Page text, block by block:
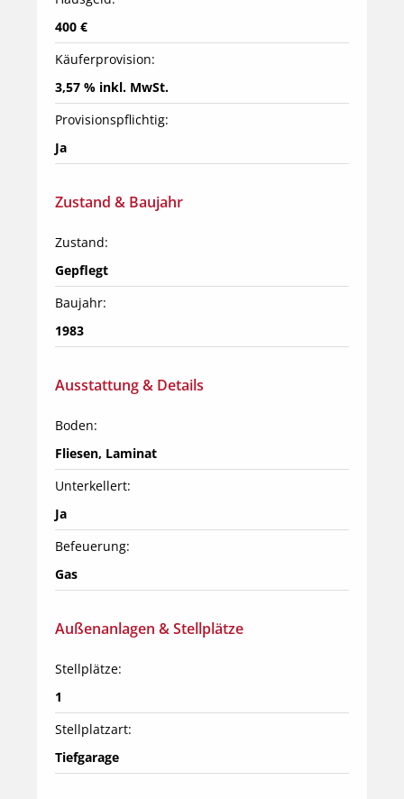
400 €
Käuferprovision:
3,57 % inkl. MwSt.
Provisionspflichtig:
Ja
Zustand & Baujahr
Zustand:
Gepflegt
Baujahr:
1983
Ausstattung & Details
Boden:
Fliesen, Laminat
Unterkellert:
Ja
Befeuerung:
Gas
Außenanlagen & Stellplätze
Stellplätze:
1
Stellplatzart:
Tiefgarage